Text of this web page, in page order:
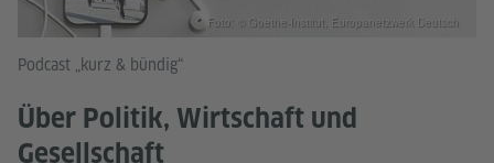
Podcast „kurz & bündig“
Über Politik, Wirtschaft und
Gesellschaft
Foto: © Goethe-Institut, Europanetzwerk Deutsch